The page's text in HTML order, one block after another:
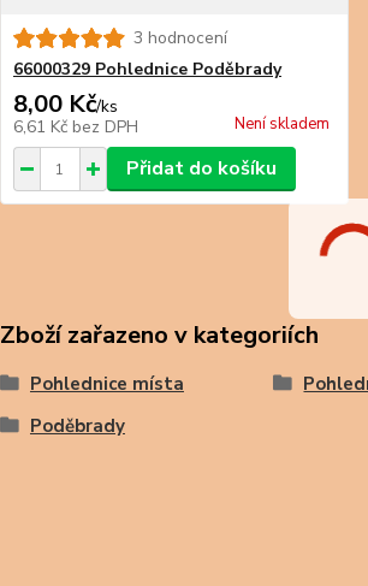
3 hodnocení
66000329 Pohlednice Poděbrady
8,00 Kč/ks
6,61 Kč bez DPH Není skladem
Přidat do košíku
Zboží zařazeno v kategoriích
Pohlednice místa
Poděbrady